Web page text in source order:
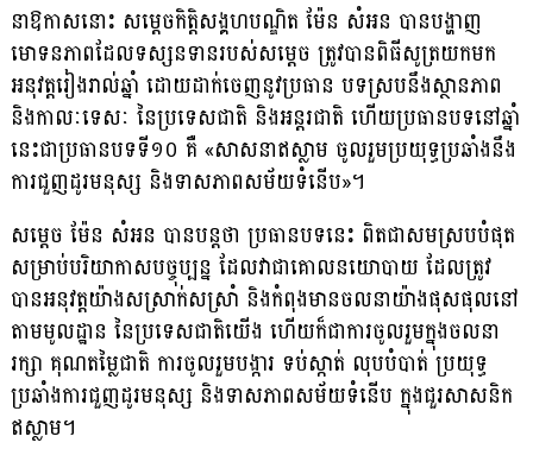
នាឱកាសនោះ សម្តេចកិត្តិសង្គហបណ្ឌិត ម៉ែន សំអន បានបង្ហាញ
មោទនភាពដែលទស្សនទានរបស់សម្តេច ត្រូវបានពិធីសូត្រយកមក
អនុវត្តរៀងរាល់ឆ្នាំ ដោយដាក់ចេញនូវប្រធាន បទស្របនឹងស្ថានភាព
និងកាលៈទេសៈ នៃប្រទេសជាតិ និងអន្តរជាតិ ហើយប្រធានបទនៅឆ្នាំ
នេះជាប្រធានបទទី១០ គឺ «សាសនាឥស្លាម ចូលរួមប្រយុទ្ធប្រឆាំងនឹង
ការជួញដូរមនុស្ស និងទាសភាពសម័យទំនើប»។
សម្តេច ម៉ែន សំអន បានបន្តថា ប្រធានបទនេះ ពិតជាសមស្របបំផុត
សម្រាប់បរិយាកាសបច្ចុប្បន្ន ដែលវាជាគោលនយោបាយ ដែលត្រូវ
បានអនុវត្តយ៉ាងសស្រាក់សស្រាំ និងកំពុងមានចលនាយ៉ាងផុសផុលនៅ
តាមមូលដ្ឋាន នៃប្រទេសជាតិយើង ហើយក៏ជាការចូលរួមក្នុងចលនា
រក្សា គុណតម្លៃជាតិ ការចូលរួមបង្ការ ទប់ស្កាត់ លុបបំបាត់ ប្រយុទ្ធ
ប្រឆាំងការជួញដូរមនុស្ស និងទាសភាពសម័យទំនើប ក្នុងជួរសាសនិក
ឥស្លាម។